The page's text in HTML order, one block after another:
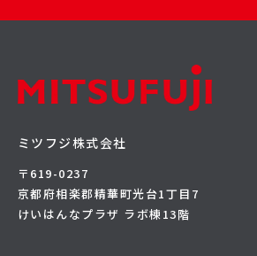
ミツフジ株式会社
〒619-0237
京都府相楽郡精華町光台1丁目7
けいはんなプラザ ラボ棟13階